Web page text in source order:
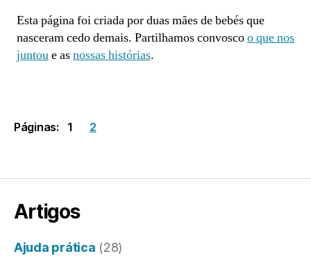
Esta página foi criada por duas mães de bebés que
nasceram cedo demais. Partilhamos convoscoo que nos
juntoue asnossas histórias.
Páginas: 1 2
Artigos
Ajuda prática (28)